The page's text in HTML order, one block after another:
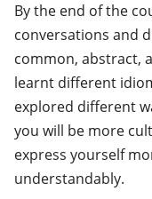
By the end of the
conversations and
common, abstract,
learnt different
explored different
you will be more
express yourself
understandably.